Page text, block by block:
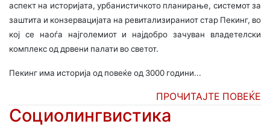
аспект на историјата, урбанистичкото планирање, системот за
заштита и конзервацијата на ревитализираниот стар Пекинг, во
кој се наоѓа најголемиот и најдобро зачуван владетелски
комплекс од дрвени палати во светот.
Пекинг има историја од повеќе од 3000 години...
ПРОЧИТАЈТЕ ПОВЕЌЕ
Социолингвистика